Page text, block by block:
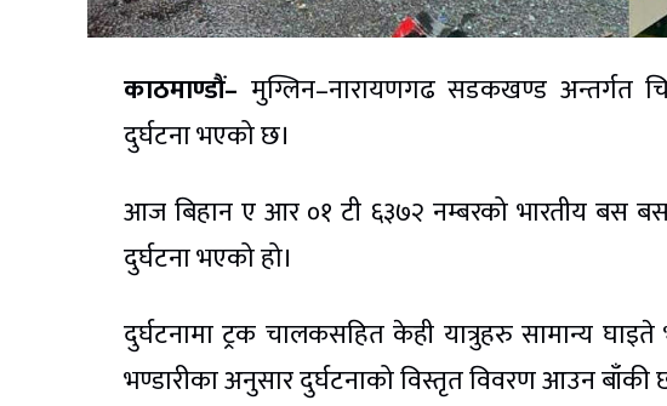
काठमाण्डौं– मुग्लिन–नारायणगढ सडकखण्ड अन्तर्गत
दुर्घटना भएको छ।
आज बिहान ए आर ०१ टी ६३७२ नम्बरको भारतीय बस
दुर्घटना भएको हो।
दुर्घटनामा ट्रक चालकसहित केही यात्रुहरु सामान्य
भण्डारीका अनुसार दुर्घटनाको विस्तृत विवरण आउन बाँकी